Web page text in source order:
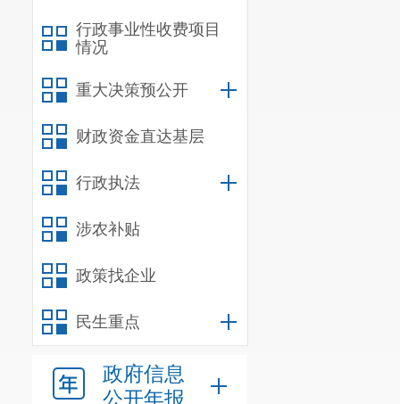
行政事业性收费项目
情况
重大决策预公开
财政资金直达基层
行政执法
涉农补贴
政策找企业
民生重点
政府信息
公开年报